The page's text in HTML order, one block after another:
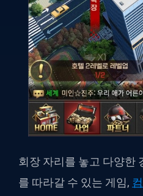
회장 자리를 놓고 다양한
를 따라갈 수 있는 게임,